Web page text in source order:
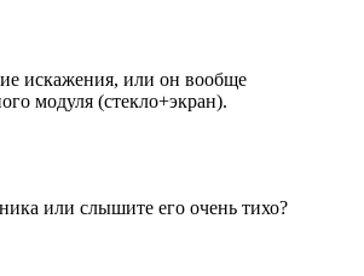
искажения, или он вообще
модуля (стекло+экран).
или слышите его очень тихо?